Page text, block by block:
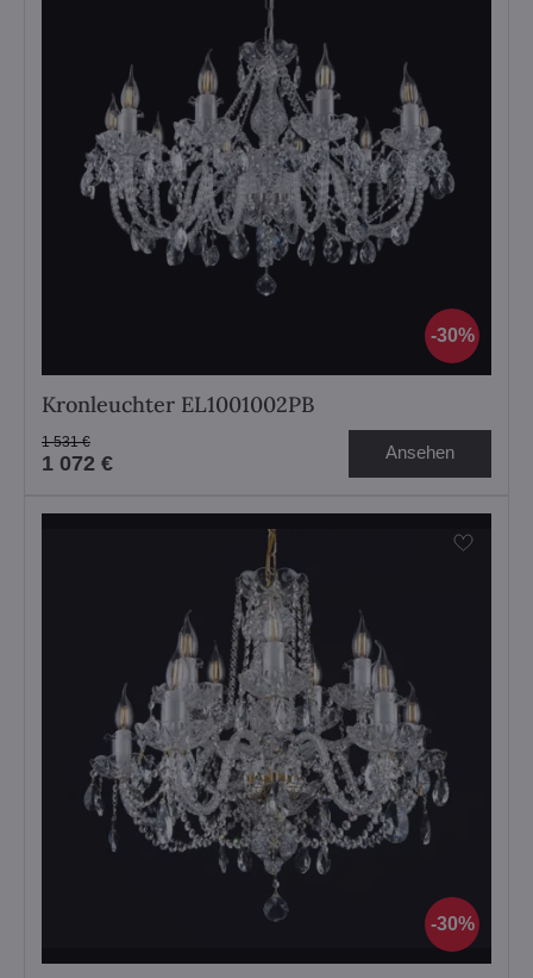
30%
Kronleuchter EL1001002PB
1 072 €
1 531 € Ansehen
30%